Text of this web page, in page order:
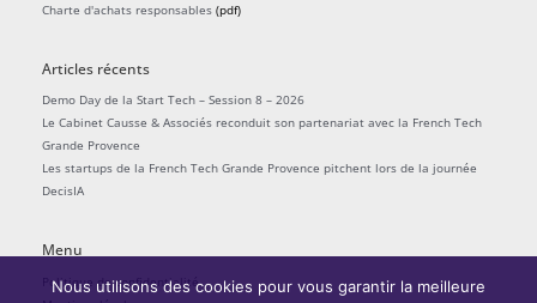
Charte d'achats responsables (pdf)
Articles récents
Demo Day de la Start Tech – Session 8 – 2026
Le Cabinet Causse & Associés reconduit son partenariat avec la French Tech
Grande Provence
Les startups de la French Tech Grande Provence pitchent lors de la journée
DecisIA
Menu
Politique de confidentialité
Nous utilisons des cookies pour vous garantir la meilleure